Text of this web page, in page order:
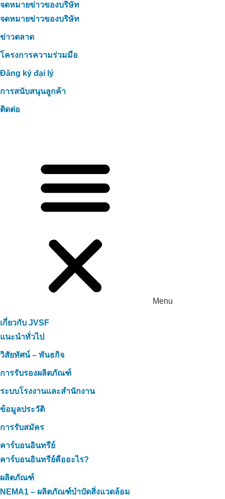
จดหมายข่าวของบริษัท
จดหมายข่าวของบริษัท
ข่าวตลาด
โครงการความร่วมมือ
Đăng ký đại lý
การสนับสนุนลูกค้า
ติดต่อ
Menu
เกี่ยวกับ JVSF
แนะนำทั่วไป
วิสัยทัศน์ – พันธกิจ
การรับรองผลิตภัณฑ์
ระบบโรงงานและสำนักงาน
ข้อมูลประวัติ
การรับสมัคร
คาร์บอนอินทรีย์
คาร์บอนอินทรีย์คืออะไร?
ผลิตภัณฑ์
NEMA1 – ผลิตภัณฑ์บำบัดสิ่งแวดล้อม